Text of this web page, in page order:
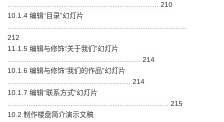
……………………………………………………….. 210
10.1.4 编辑“目录”幻灯片
212
11.1.5 编辑与修饰“关于我们”幻灯片
………………………………………………… 214
10.1.6 编辑与修饰“我们的作品”幻灯片
…………………………………………….. 214
10.1.7 编辑“联系方式”幻灯片
…………………………………………………………… 215
10.2 制作楼盘简介演示文稿